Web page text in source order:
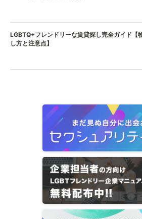
LGBTQ+フレンドリーな賃貸探し完全ガイド【
し方と注意点】